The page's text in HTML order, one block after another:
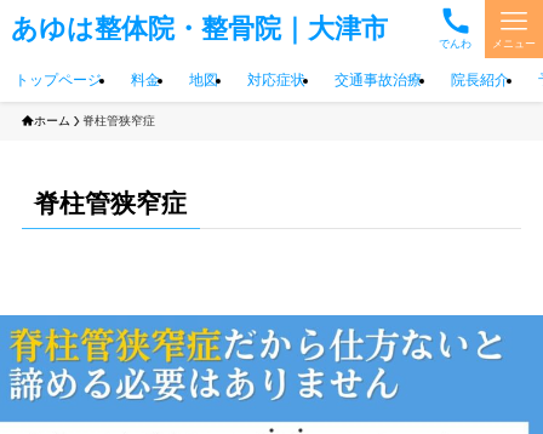
あゆは整体院・整骨院｜大津市 でんわ メニュー
トップページ 料金 地図 対応症状 交通事故治療 院長紹介
ホーム 脊柱管狭窄症
脊柱管狭窄症